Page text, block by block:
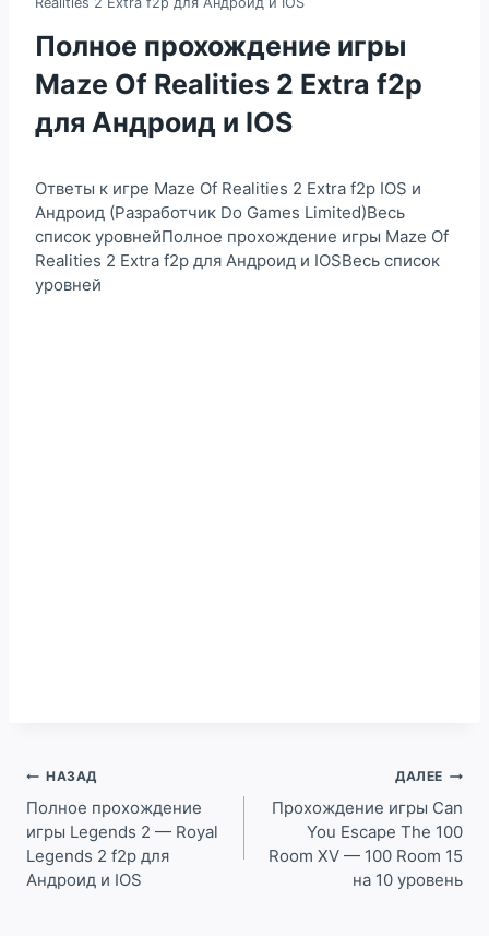
Полное прохождение игры
Maze Of Realities 2 Extra f2p
для Андроид и IOS
Ответы к игре Maze Of Realities 2 Extra f2p IOS и
Андроид (Разработчик Do Games Limited)Весь
список уровнейПолное прохождение игры Maze Of
Realities 2 Extra f2p для Андроид и IOSВесь список
уровней
Навигация
по
записям
НАЗАД
Полное прохождение
игры Legends 2 — Royal
Legends 2 f2p для
Андроид и IOS
ДАЛЕЕ
Прохождение игры Can
You Escape The 100
Room XV — 100 Room 15
на 10 уровень